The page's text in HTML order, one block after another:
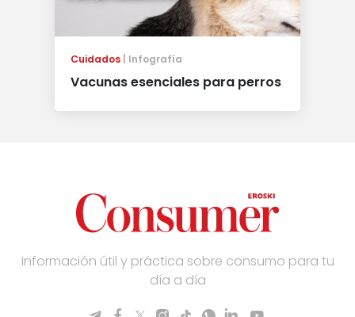
Cuidados Infografía
Vacunas esenciales para perros
Información útil y práctica sobre consumo para tu
día a día